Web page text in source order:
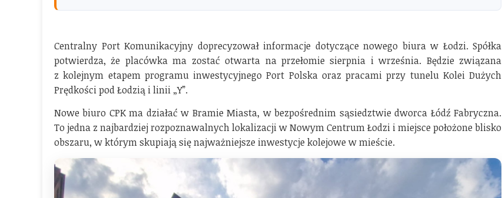
Centralny Port Komunikacyjny doprecyzował informacje dotyczące nowego biura w Łodzi. Spółka
potwierdza, że placówka ma zostać otwarta na przełomie sierpnia i września. Będzie związana
z kolejnym etapem programu inwestycyjnego Port Polska oraz pracami przy tunelu Kolei Dużych
Prędkości pod Łodzią i linii „Y”.
Nowe biuro CPK ma działać w Bramie Miasta, w bezpośrednim sąsiedztwie dworca Łódź Fabryczna.
To jedna z najbardziej rozpoznawalnych lokalizacji w Nowym Centrum Łodzi i miejsce położone blisko
obszaru, w którym skupiają się najważniejsze inwestycje kolejowe w mieście.